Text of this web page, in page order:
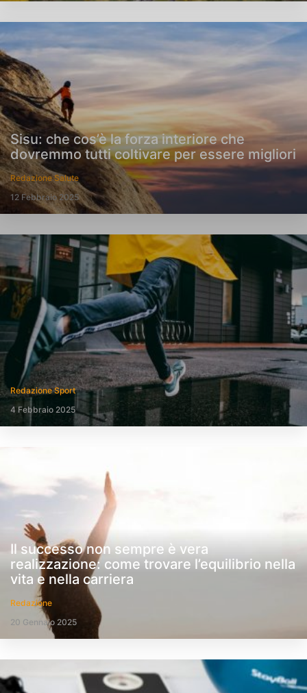
Sisu: che cos’è la forza interiore che
dovremmo tutti coltivare per essere migliori
Redazione Salute
12 Febbraio 2025
Redazione Sport
4 Febbraio 2025
Il successo non sempre è vera
realizzazione: come trovare l’equilibrio nella
vita e nella carriera
Redazione
20 Gennaio 2025